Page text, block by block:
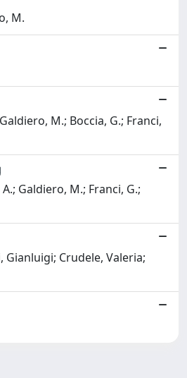
M.
M.; Boccia, G.; Franci,
Galdiero, M.; Franci, G.;
Gianluigi; Crudele, Valeria;